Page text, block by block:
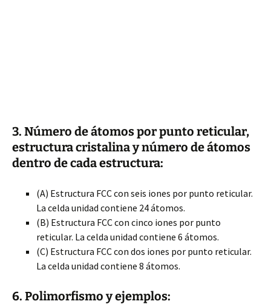
3. Número de átomos por punto reticular,
estructura cristalina y número de átomos
dentro de cada estructura:
(A) Estructura FCC con seis iones por punto reticular.
La celda unidad contiene 24 átomos.
(B) Estructura FCC con cinco iones por punto
reticular. La celda unidad contiene 6 átomos.
(C) Estructura FCC con dos iones por punto reticular.
La celda unidad contiene 8 átomos.
6. Polimorfismo y ejemplos: